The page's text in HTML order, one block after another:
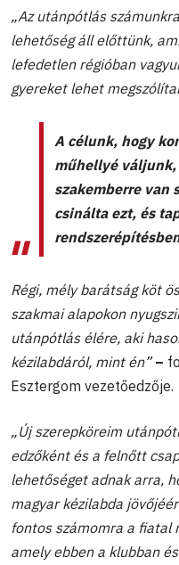
„Az utánpótlás
lehetőség áll előttünk,
lefedetlen régióban
gyereket lehet
A célunk, hogy
műhellyé váljunk,
szakemberre van
csinálta ezt, és
Régi, mély barátság köt
szakmai alapokon
utánpótlás élére, aki
kézilabdáról, mint én” –
Esztergom vezetőedzője.
„Új szerepköreim
edzőként és a felnőtt
lehetőséget adnak arra,
magyar kézilabda
fontos számomra a fiatal
amely ebben a klubban